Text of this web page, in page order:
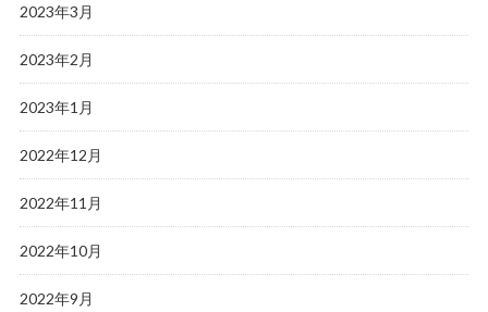
2023年3月
2023年2月
2023年1月
2022年12月
2022年11月
2022年10月
2022年9月